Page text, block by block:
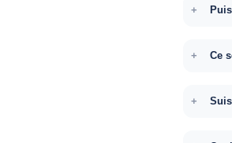
Ce